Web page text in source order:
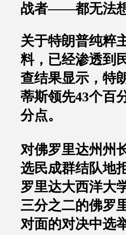
战者——都无法
关于特朗普纯粹
料，已经渗透到
查结果显示，特
蒂斯领先43个百
分点。
对佛罗里达州州
选民成群结队地
罗里达大西洋大
三分之二的佛罗
对面的对决中选